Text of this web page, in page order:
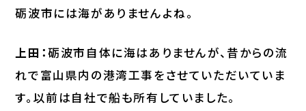
砺波市には海がありませんよね。
上田：砺波市自体に海はありませんが、昔からの流
れで富山県内の港湾工事をさせていただいていま
す。以前は自社で船も所有していました。